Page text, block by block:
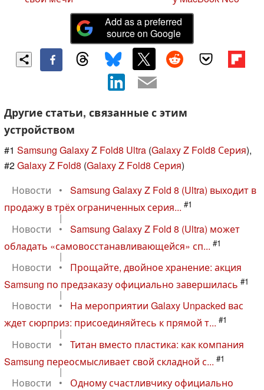
Add as a preferred
source on Google
Другие статьи, связанные с этим
устройством
#1 Samsung Galaxy Z Fold8 Ultra (Galaxy Z Fold8 Серия),
#2Galaxy Z Fold8 (Galaxy Z Fold8 Серия)
Новости
•
Samsung Galaxy Z Fold 8 (Ultra) выходит в
продажу в трёх ограниченных серия... #1
|
Новости
•
Samsung Galaxy Z Fold 8 (Ultra) может
обладать «самовосстанавливающейся» сп... #1
|
Новости
•
Прощайте, двойное хранение: акция
Samsung по предзаказу официально завершилась #1
|
Новости
•
На мероприятии Galaxy Unpacked вас
ждет сюрприз: присоединяйтесь к прямой т... #1
|
Новости
•
Титан вместо пластика: как компания
Samsung переосмысливает свой складной с... #1
|
Новости
•
Одному счастливчику официально